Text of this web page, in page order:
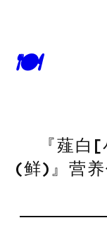
🍽
『薤白
(鲜)』营